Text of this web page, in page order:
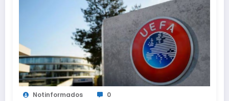
Notinformados 0